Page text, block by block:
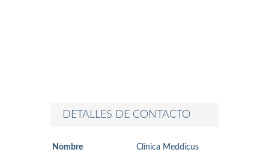
DETALLES DE CONTACTO
Nombre
Clínica Meddicus